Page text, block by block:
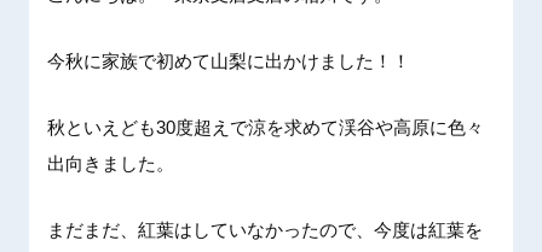
今秋に家族で初めて山梨に出かけま した！！
秋といえ ども30度超えで涼を求めて渓谷や高原に色々
出向き ました。
まだまだ、紅葉は していなかったので、今度は紅葉を